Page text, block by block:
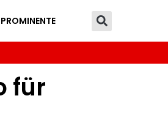
PROMINENTE
für